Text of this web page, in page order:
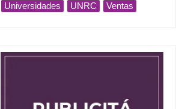
Universidades
UNRC Ventas